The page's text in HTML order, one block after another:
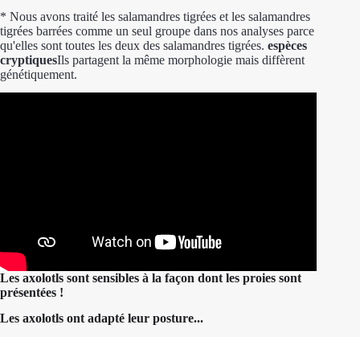
* Nous avons traité les salamandres tigrées et les salamandres
tigrées barrées comme un seul groupe dans nos analyses parce
qu'elles sont toutes les deux des salamandres tigrées. espèces
cryptiquesIls partagent la même morphologie mais diffèrent
génétiquement.
Les axolotls sont sensibles à la façon dont les proies sont
présentées !
Les axolotls ont adapté leur posture...